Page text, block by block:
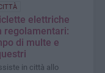
elettriche
regolamentari:
di multe e
in città allo